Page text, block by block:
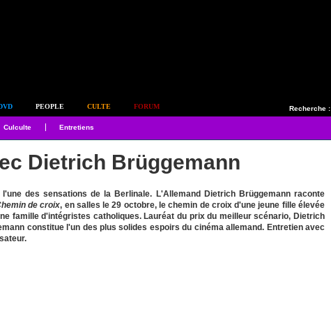
Recherche :
PEOPLE CULTE FORUM
Culculte Entretiens
Dietrich Brüggemann
l'une des sensations de la Berlinale. L'Allemand Dietrich Brüggemann raconte
de croix, en salles le 29 octobre, le chemin de croix d'une jeune fille élevée
famille d'intégristes catholiques. Lauréat du prix du meilleur scénario, Dietrich
constitue l'un des plus solides espoirs du cinéma allemand. Entretien avec